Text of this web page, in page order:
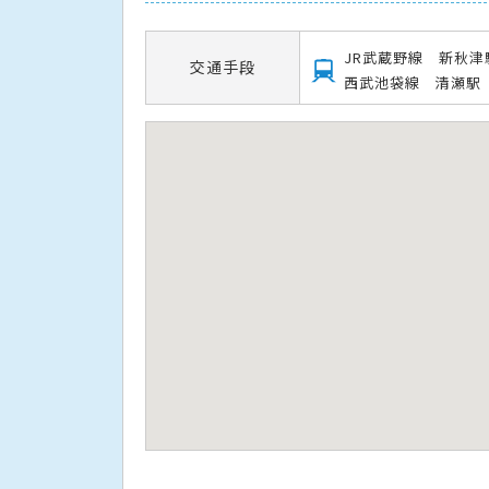
交通手段
JR武蔵野線 新秋津
西武池袋線 清瀬駅